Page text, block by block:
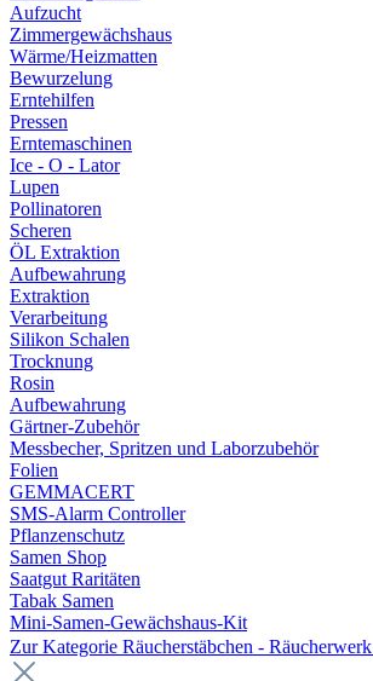
Aufzucht
Zimmergewächshaus
Wärme/Heizmatten
Bewurzelung
Erntehilfen
Pressen
Erntemaschinen
Ice - O - Lator
Lupen
Pollinatoren
Scheren
ÖL Extraktion
Aufbewahrung
Extraktion
Verarbeitung
Silikon Schalen
Trocknung
Rosin
Aufbewahrung
Gärtner-Zubehör
Messbecher, Spritzen und Laborzubehör
Folien
GEMMACERT
SMS-Alarm Controller
Pflanzenschutz
Samen Shop
Saatgut Raritäten
Tabak Samen
Mini-Samen-Gewächshaus-Kit
Zur Kategorie Räucherstäbchen - Räucherwerk